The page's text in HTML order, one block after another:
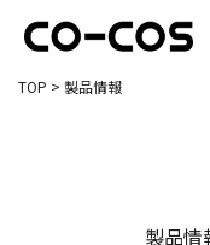
TOP > 製品情報
製品情